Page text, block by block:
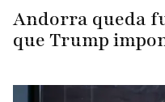
Andorra queda
que Trump